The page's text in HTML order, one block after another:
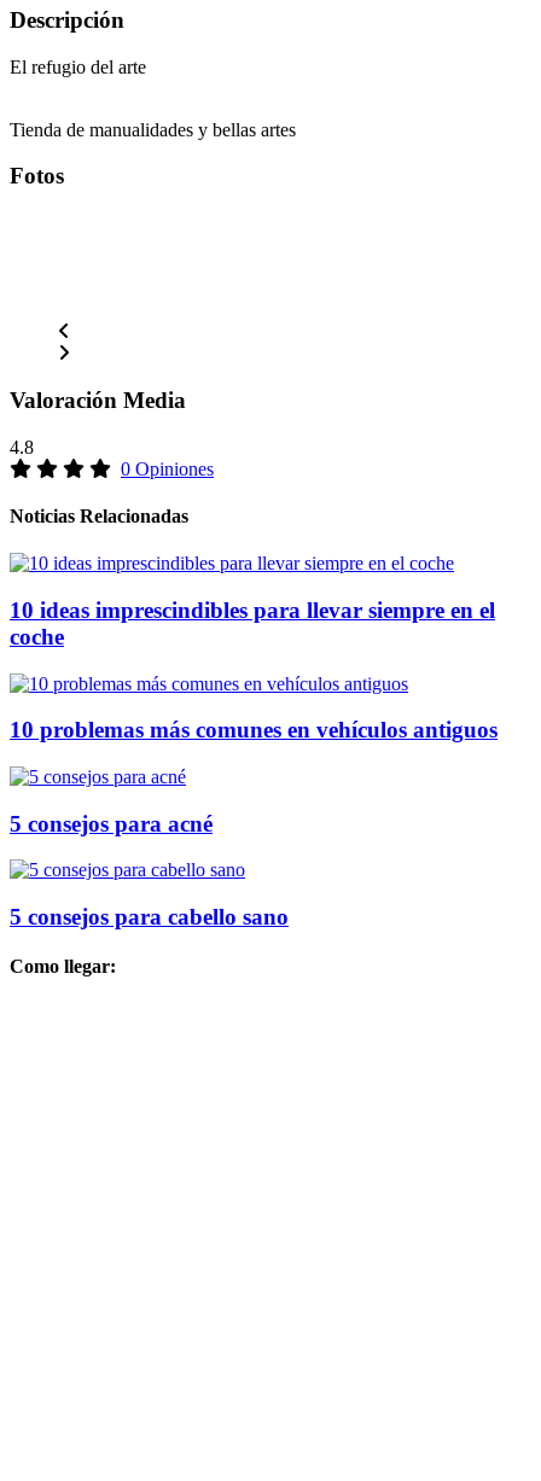
Descripción
El refugio del arte
Tienda de manualidades y bellas artes
Fotos
Valoración Media
4.8
0 Opiniones
Noticias Relacionadas
10 ideas imprescindibles para llevar siempre en el
coche
10 problemas más comunes en vehículos antiguos
5 consejos para acné
5 consejos para cabello sano
Como llegar: